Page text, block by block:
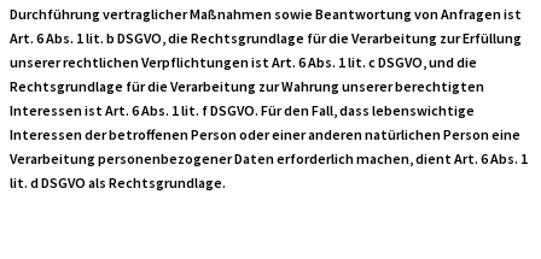
Durchführung vertraglicher Maßnahmen sowie Beantwortung von Anfragen ist
Art. 6 Abs. 1 lit. b DSGVO, die Rechtsgrundlage für die Verarbeitung zur Erfüllung
unserer rechtlichen Verpflichtungen ist Art. 6 Abs. 1 lit. c DSGVO, und die
Rechtsgrundlage für die Verarbeitung zur Wahrung unserer berechtigten
Interessen ist Art. 6 Abs. 1 lit. f DSGVO. Für den Fall, dass lebenswichtige
Interessen der betroffenen Person oder einer anderen natürlichen Person eine
Verarbeitung personenbezogener Daten erforderlich machen, dient Art. 6 Abs. 1
lit. d DSGVO als Rechtsgrundlage.